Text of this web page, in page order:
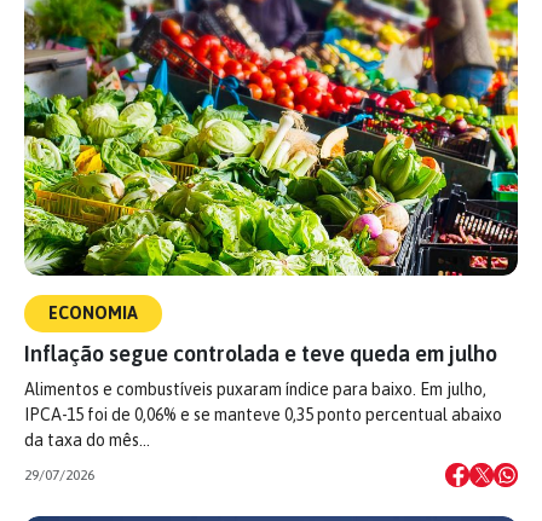
ECONOMIA
Inflação segue controlada e teve queda em julho
Alimentos e combustíveis puxaram índice para baixo. Em julho,
IPCA-15 foi de 0,06% e se manteve 0,35 ponto percentual abaixo
da taxa do mês…
29/07/2026